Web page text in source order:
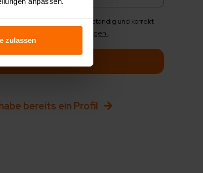
zulassen
Daten sind vollständig und korrekt
Datenschutzbedingungen .
bereits ein Profil